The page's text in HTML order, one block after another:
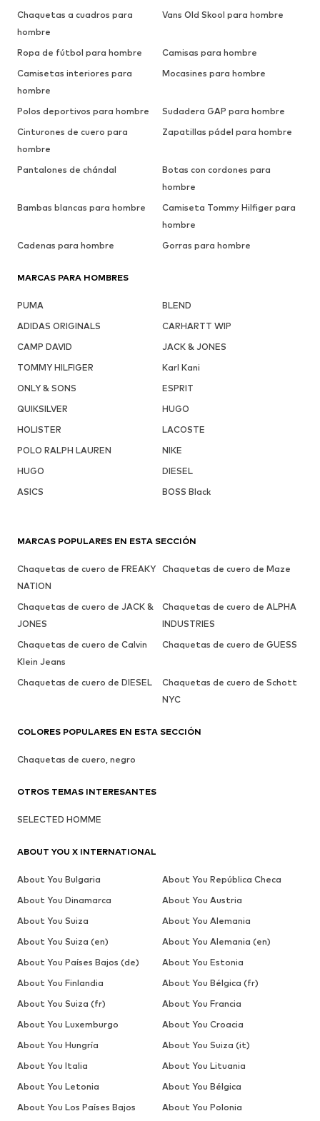
Chaquetas a cuadros para
hombre
Vans Old Skool para hombre
Ropa de fútbol para hombre
Camisas para hombre
Camisetas interiores para
hombre
Mocasines para hombre
Polos deportivos para hombre
Sudadera GAP para hombre
Cinturones de cuero para
hombre
Zapatillas pádel para hombre
Pantalones de chándal
Botas con cordones para
hombre
Bambas blancas para hombre
Camiseta Tommy Hilfiger para
hombre
Cadenas para hombre
Gorras para hombre
MARCAS PARA HOMBRES
PUMA
BLEND
ADIDAS ORIGINALS
CARHARTT WIP
CAMP DAVID
JACK & JONES
TOMMY HILFIGER
Karl Kani
ONLY & SONS
ESPRIT
QUIKSILVER
HUGO
HOLISTER
LACOSTE
POLO RALPH LAUREN
NIKE
HUGO
DIESEL
ASICS
BOSS Black
MARCAS POPULARES EN ESTA SECCIÓN
Chaquetas de cuero de FREAKY
NATION
Chaquetas de cuero de Maze
Chaquetas de cuero de JACK &
JONES
Chaquetas de cuero de ALPHA
INDUSTRIES
Chaquetas de cuero de Calvin
Klein Jeans
Chaquetas de cuero de GUESS
Chaquetas de cuero de DIESEL
Chaquetas de cuero de Schott
NYC
COLORES POPULARES EN ESTA SECCIÓN
Chaquetas de cuero, negro
OTROS TEMAS INTERESANTES
SELECTED HOMME
ABOUT YOU X INTERNATIONAL
About You Bulgaria
About You República Checa
About You Dinamarca
About You Austria
About You Suiza
About You Alemania
About You Suiza (en)
About You Alemania (en)
About You Países Bajos (de)
About You Estonia
About You Finlandia
About You Bélgica (fr)
About You Suiza (fr)
About You Francia
About You Luxemburgo
About You Croacia
About You Hungría
About You Suiza (it)
About You Italia
About You Lituania
About You Letonia
About You Bélgica
About You Los Países Bajos
About You Polonia